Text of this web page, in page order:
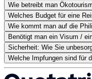
Wie betreibt man
Welches Budget für eine
Wie kommt man auf die
Benötigt man ein Visum /
Sicherheit: Wie Sie
Welche Impfungen sind für